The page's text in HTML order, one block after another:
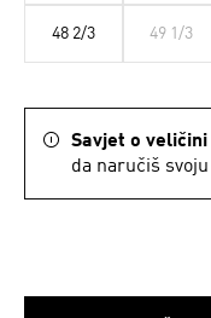
48 2/3 49 1/3
Savjet o veličini
da naručiš